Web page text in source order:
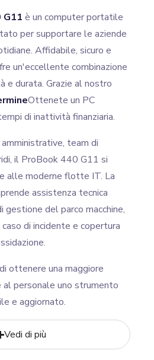
G11 è un computer portatile
per supportare le aziende
Affidabile, sicuro e
un'eccellente combinazione
e durata. Grazie al nostro
Ottenete un PC
di inattività finanziaria.
team di
il ProBook 440 G11 si
alle moderne flotte IT. La
assistenza tecnica
del parco macchine,
di incidente e copertura
ottenere una maggiore
personale uno strumento
e aggiornato.
Vedi di più